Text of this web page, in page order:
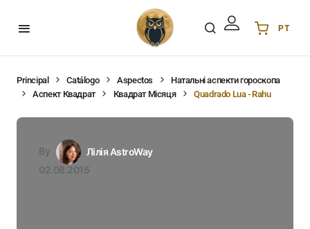
PT
DE Deutsch
PL Polski
Principal Catálogo Aspectos
Натальні аспекти гороскопа
Аспект Квадрат
Квадрат Місяця Quadrado Lua - Rahu
By
Лілія AstroWay
02.08.2015